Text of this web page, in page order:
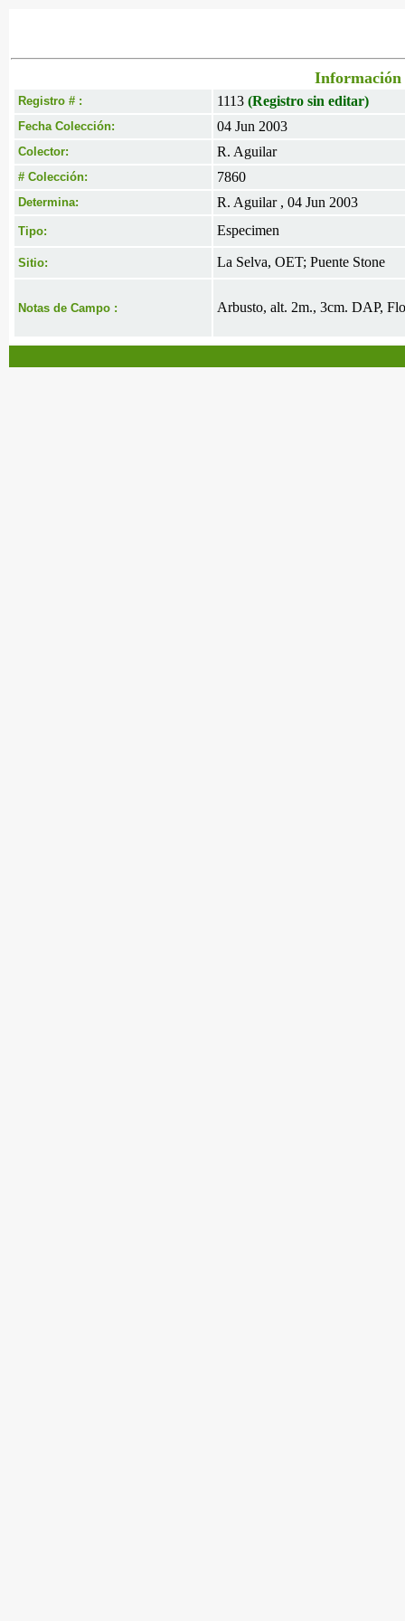
Información
Registro # : 1113 (Registro sin editar)
Fecha Colección: 04 Jun 2003
Colector: R. Aguilar
# Colección: 7860
Determina: R. Aguilar , 04 Jun 2003
Tipo: Especimen
Sitio: La Selva, OET; Puente Stone
Notas de Campo : Arbusto, alt. 2m., 3cm. DAP,